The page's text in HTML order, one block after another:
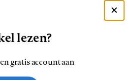
ons
lezen?
gratis account aan